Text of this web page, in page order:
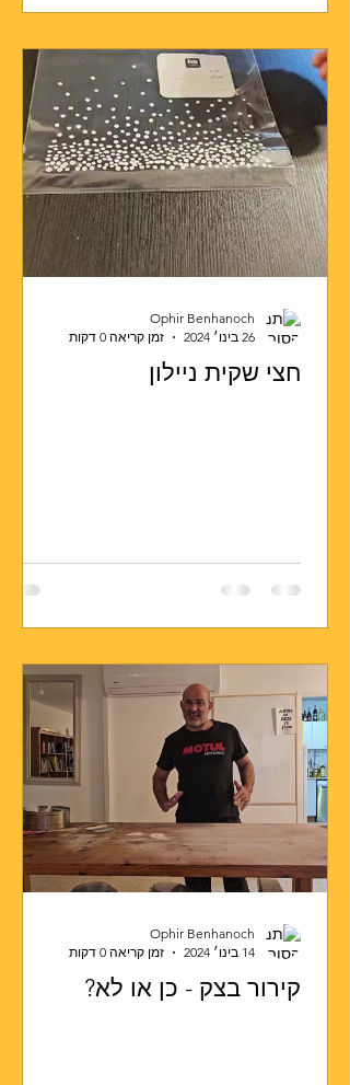
חצי שקית ניילון
Ophir Benhanoch
26 בינו׳ 2024
זמן קריאה 0 דקות
קירור בצק - כן או לא?
Ophir Benhanoch
14 בינו׳ 2024
זמן קריאה 0 דקות